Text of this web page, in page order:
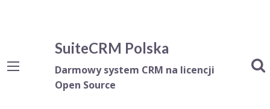
SuiteCRM Polska
Darmowy system CRM na licencji
Open Source